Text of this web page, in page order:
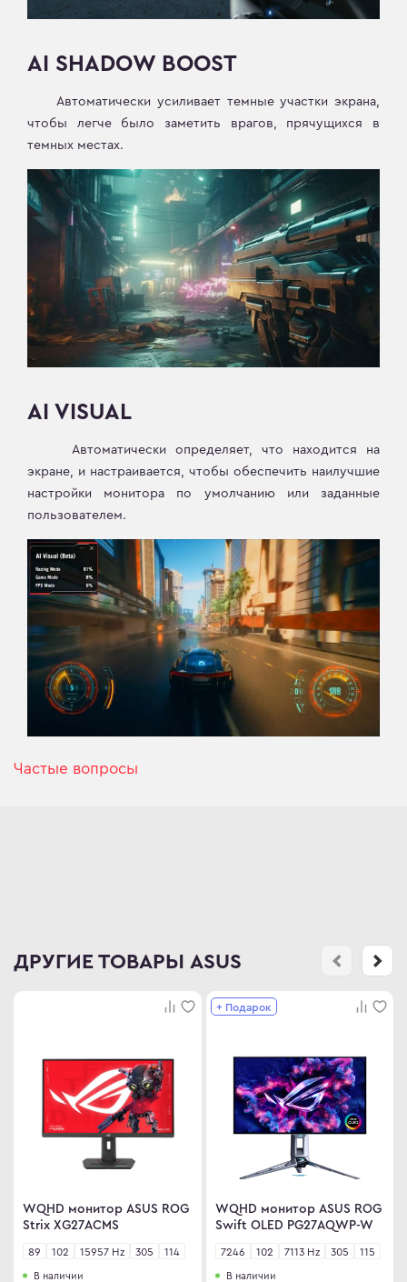
AI SHADOW BOOST
Автоматически усиливает темные участки экрана,
чтобы легче было заметить врагов, прячущихся в
темных местах.
AI VISUAL
Автоматически определяет, что находится на
экране, и настраивается, чтобы обеспечить наилучшие
настройки монитора по умолчанию или заданные
пользователем.
Частые вопросы
ДРУГИЕ ТОВАРЫ ASUS
WQHD монитор ASUS ROG
Strix XG27ACMS
89 102 15957 Hz 305 114
В наличии
+ Подарок
WQHD монитор ASUS ROG
Swift OLED PG27AQWP-W
7246 102 7113 Hz 305 115
В наличии